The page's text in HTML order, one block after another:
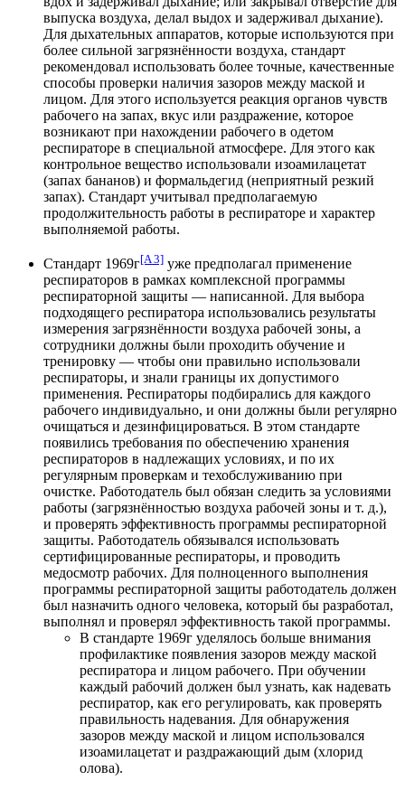
выпуска воздуха, делал выдох и задерживал дыхание).
Для дыхательных аппаратов, которые используются при
более сильной загрязнённости воздуха, стандарт
рекомендовал использовать более точные, качественные
способы проверки наличия зазоров между маской и
лицом. Для этого используется реакция органов чувств
рабочего на запах, вкус или раздражение, которое
возникают при нахождении рабочего в одетом
респираторе в специальной атмосфере. Для этого как
контрольное вещество использовали изоамилацетат
(запах бананов) и формальдегид (неприятный резкий
запах). Стандарт учитывал предполагаемую
продолжительность работы в респираторе и характер
выполняемой работы.
Стандарт 1969г[A 3] уже предполагал применение
респираторов в рамках комплексной программы
респираторной защиты — написанной. Для выбора
подходящего респиратора использовались результаты
измерения загрязнённости воздуха рабочей зоны, а
сотрудники должны были проходить обучение и
тренировку — чтобы они правильно использовали
респираторы, и знали границы их допустимого
применения. Респираторы подбирались для каждого
рабочего индивидуально, и они должны были регулярно
очищаться и дезинфицироваться. В этом стандарте
появились требования по обеспечению хранения
респираторов в надлежащих условиях, и по их
регулярным проверкам и техобслуживанию при
очистке. Работодатель был обязан следить за условиями
работы (загрязнённостью воздуха рабочей зоны и т. д.),
и проверять эффективность программы респираторной
защиты. Работодатель обязывался использовать
сертифицированные респираторы, и проводить
медосмотр рабочих. Для полноценного выполнения
программы респираторной защиты работодатель должен
был назначить одного человека, который бы разработал,
выполнял и проверял эффективность такой программы.
В стандарте 1969г уделялось больше внимания
профилактике появления зазоров между маской
респиратора и лицом рабочего. При обучении
каждый рабочий должен был узнать, как надевать
респиратор, как его регулировать, как проверять
правильность надевания. Для обнаружения
зазоров между маской и лицом использовался
изоамилацетат и раздражающий дым (хлорид
олова).